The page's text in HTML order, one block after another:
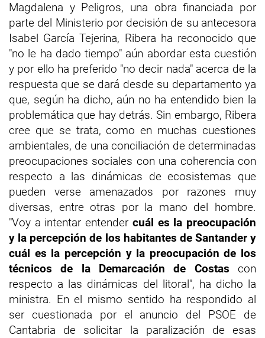
Magdalena y Peligros, una obra financiada por
parte del Ministerio por decisión de su antecesora
Isabel García Tejerina, Ribera ha reconocido que
"no le ha dado tiempo" aún abordar esta cuestión
y por ello ha preferido "no decir nada" acerca de la
respuesta que se dará desde su departamento ya
que, según ha dicho, aún no ha entendido bien la
problemática que hay detrás. Sin embargo, Ribera
cree que se trata, como en muchas cuestiones
ambientales, de una conciliación de determinadas
preocupaciones sociales con una coherencia con
respecto a las dinámicas de ecosistemas que
pueden verse amenazados por razones muy
diversas, entre otras por la mano del hombre.
"Voy a intentar entender cuál es la preocupación
y la percepción de los habitantes de Santander y
cuál es la percepción y la preocupación de los
técnicos de la Demarcación de Costas con
respecto a las dinámicas del litoral", ha dicho la
ministra. En el mismo sentido ha respondido al
ser cuestionada por el anuncio del PSOE de
Cantabria de solicitar la paralización de esas